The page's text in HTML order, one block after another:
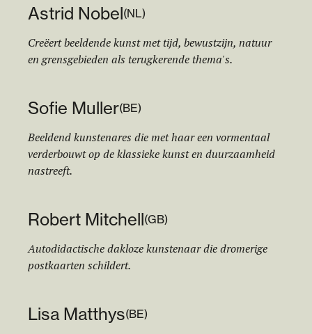
Astrid Nobel(NL)
Creëert beeldende kunst met tijd, bewustzijn, natuur
en grensgebieden als terugkerende thema's.
Sofie Muller(BE)
Beeldend kunstenares die met haar een vormentaal
verderbouwt op de klassieke kunst en duurzaamheid
nastreeft.
Robert Mitchell(GB)
Autodidactische dakloze kunstenaar die dromerige
postkaarten schildert.
Lisa Matthys(BE)